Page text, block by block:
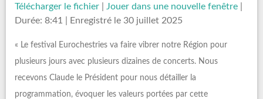
Télécharger le fichier Jouer dans une nouvelle fenêtre
Durée: 8:41
Enregistré le 30 juillet 2025
« Le festival Eurochestries va faire vibrer notre Région pour
plusieurs jours avec plusieurs dizaines de concerts. Nous
recevons Claude le Président pour nous détailler la
programmation, évoquer les valeurs portées par cette